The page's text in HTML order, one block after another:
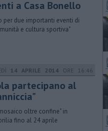
a Casa Bonello
due importanti eventi di
e cultura sportiva"
14 APRILE 2014 ORE 16:46
partecipano al
oltre confine" in
fino al 24 aprile